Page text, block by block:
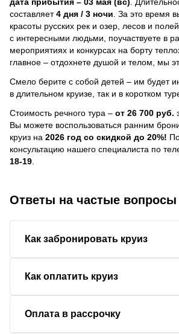
составляет4 дня / 3 ночи За это время
красоты русских рек и озер, лесов и
с интересными людьми, поучаствуете в
мероприятиях и конкурсах на борту
главное – отдохнете душой и телом, мы
Смело берите с собой детей – им будет
в длительном круизе, так и в коротком
Стоимость речного тура – от 26 700 руб.
Вы можете воспользоваться ранним
круиз на 2026 год со скидкой до 20%!
консультацию нашего специалиста по
18-19
Ответы на частые вопросы
Как забронировать круиз
Как оплатить круиз
Оплата в рассрочку